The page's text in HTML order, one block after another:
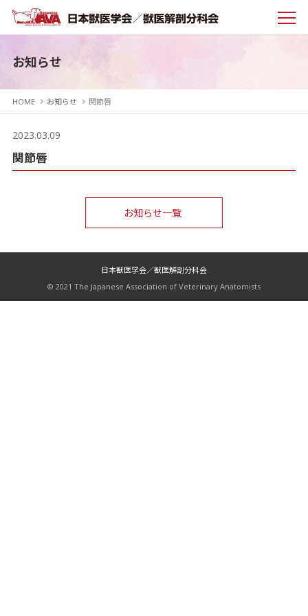
お知らせ
HOME お知らせ 関節唇
2023.03.09
関節唇
お知らせ一覧
日本獣医学会／獣医解剖分科会
© 2021 The Japanese Association of Veterinary Anatomists